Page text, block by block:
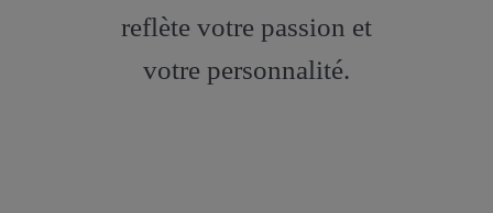
reflète votre passion et
votre personnalité.